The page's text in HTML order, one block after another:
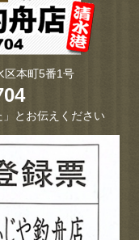
本町5番1号
とお伝えください